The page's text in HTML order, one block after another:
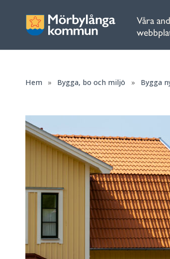
Våra
Hem » Bygga, bo och miljö » Bygga